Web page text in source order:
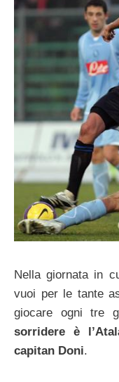
Nella giornata in
vuoi per le tante
giocare ogni tre
sorridere è
capitan Doni.